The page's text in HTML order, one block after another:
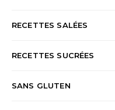
RECETTES SALÉES
RECETTES SUCRÉES
SANS GLUTEN